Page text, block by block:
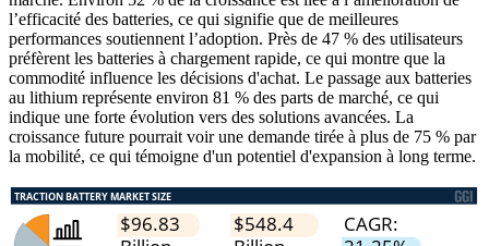
l’efficacité des batteries, ce qui signifie que de meilleures
performances soutiennent l’adoption. Près de 47 % des utilisateurs
préfèrent les batteries à chargement rapide, ce qui montre que la
commodité influence les décisions d'achat. Le passage aux batteries
au lithium représente environ 81 % des parts de marché, ce qui
indique une forte évolution vers des solutions avancées. La
croissance future pourrait voir une demande tirée à plus de 75 % par
la mobilité, ce qui témoigne d'un potentiel d'expansion à long terme.